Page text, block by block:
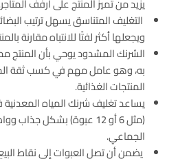
التغليف المتناسق يسهل ترتيب
ويجعلها أكثر لفتًا للانتباه مقارنة
الشرنك المشدود يوحي بأن المنتج
به، وهو عامل مهم في كسب ثقة
المنتجات الغذائية.
يساعد تغليف شرنك المياه
(مثل 6 أو 12 عبوة) بشكل
الجماعي.
يضمن أن تصل العبوات إلى نقاط